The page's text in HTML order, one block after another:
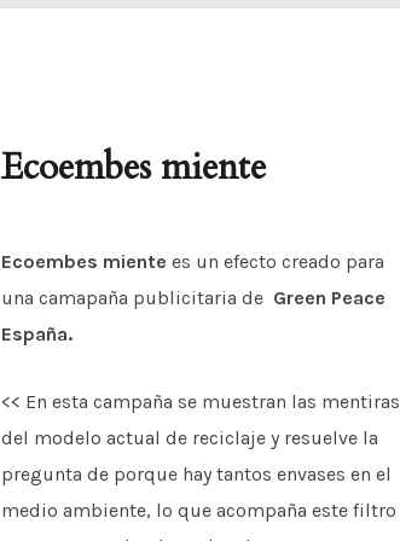
Ecoembes miente
Ecoembes mientees un efecto creado para
una camapaña publicitaria de Green Peace
España.
<< En esta campaña se muestran las mentiras
del modelo actual de reciclaje y resuelve la
pregunta de porque hay tantos envases en el
medio ambiente, lo que acompaña este filtro